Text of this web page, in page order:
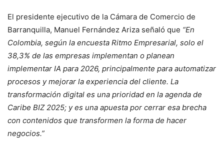
El presidente ejecutivo de la Cámara de Comercio de
Barranquilla, Manuel Fernández Ariza señaló que “En
Colombia, según la encuesta Ritmo Empresarial, solo el
38,3% de las empresas implementan o planean
implementar IA para 2026, principalmente para automatizar
procesos y mejorar la experiencia del cliente. La
transformación digital es una prioridad en la agenda de
Caribe BIZ 2025; y es una apuesta por cerrar esa brecha
con contenidos que transformen la forma de hacer
negocios.”